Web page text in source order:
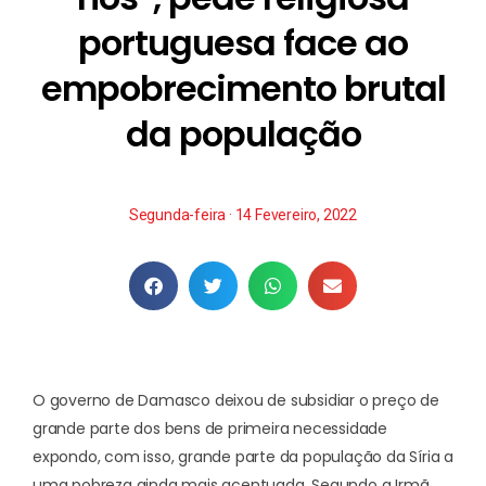
portuguesa face ao
empobrecimento brutal
da população
Segunda-feira · 14 Fevereiro, 2022
O governo de Damasco deixou de subsidiar o preço de
grande parte dos bens de primeira necessidade
expondo, com isso, grande parte da população da Síria a